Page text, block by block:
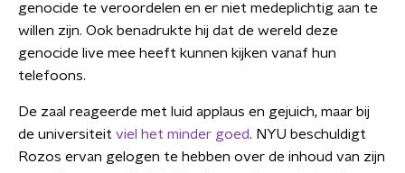
genocide te veroordelen en er niet medeplichtig aan te
willen zijn. Ook benadrukte hij dat de wereld deze
genocide live mee heeft kunnen kijken vanaf hun
telefoons.
De zaal reageerde met luid applaus en gejuich, maar bij
de universiteit viel het minder goed. NYU beschuldigt
Rozos ervan gelogen te hebben over de inhoud van zijn